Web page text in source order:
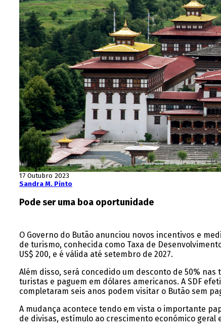
17 Outubro 2023
Sandra M. Pinto
Pode ser uma boa oportunidade
O Governo do Butão anunciou novos incentivos e
de turismo, conhecida como Taxa de
US$ 200, e é válida até setembro de 2027.
Além disso, será concedido um desconto de 50%
turistas e paguem em dólares americanos. A SDF
completaram seis anos podem visitar o Butão sem
A mudança acontece tendo em vista o importante
de divisas, estímulo ao crescimento económico